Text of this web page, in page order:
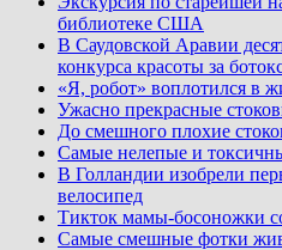
библиотеке США
В Саудовской Аравии
конкурса красоты за
«Я, робот» воплотился в
Ужасно прекрасные
До смешного плохие
Самые нелепые и
В Голландии изобрели
велосипед
Тикток мамы-босоножки
Самые смешные фотки